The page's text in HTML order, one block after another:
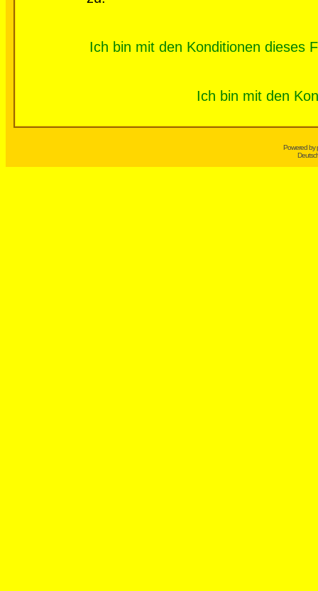
Ich bin mit den Konditionen dieses
Ich bin mit den
Powered by